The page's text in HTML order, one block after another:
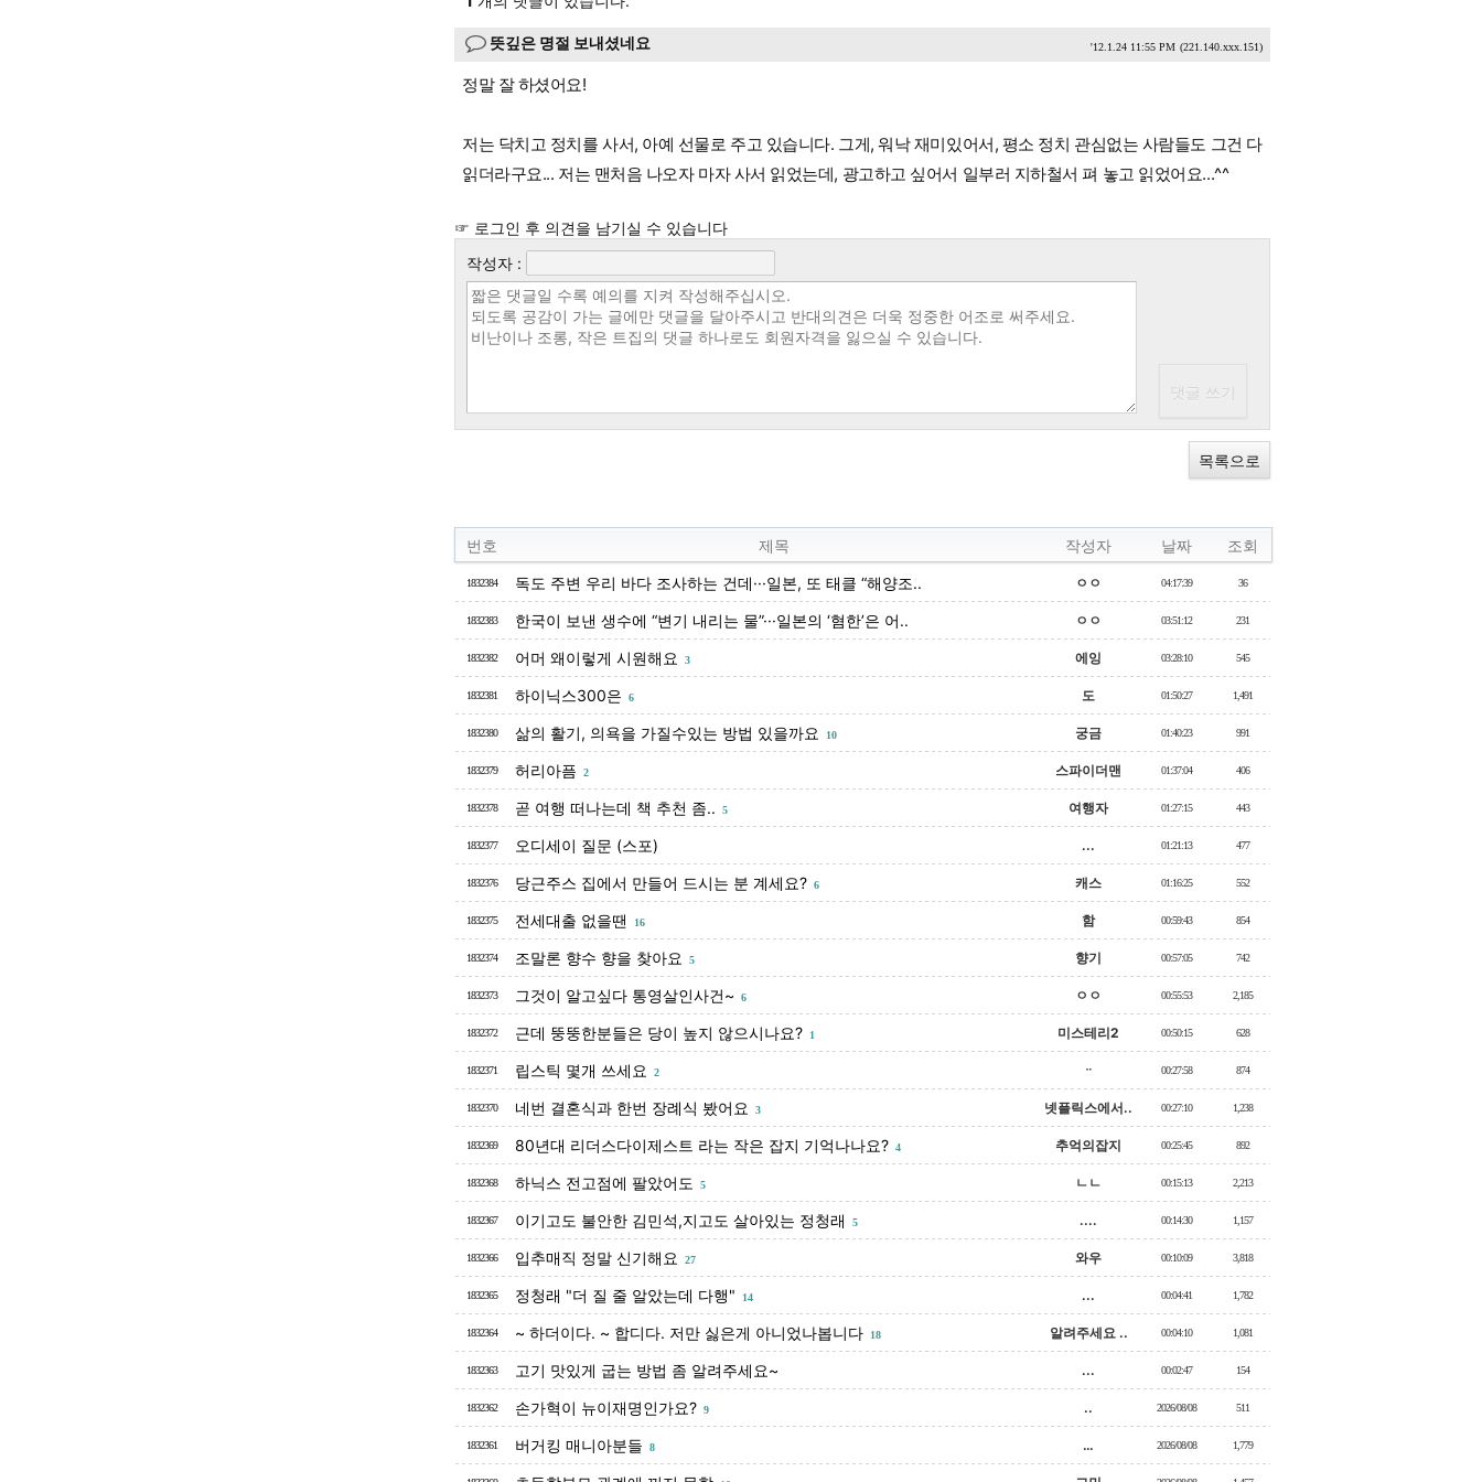
뜻깊은 명절 보내셨네요 '12.1.24 11:55 PM (221.140.xxx.151)
정말 잘 하셨어요!
저는 닥치고 정치를 사서, 아예 선물로 주고 있습니다. 그게, 워낙 재미있어서, 평소 정치 관심없는 사람들도 그건 다
읽더라구요... 저는 맨처음 나오자 마자 사서 읽었는데, 광고하고 싶어서 일부러 지하철서 펴 놓고 읽었어요...^^
☞ 로그인 후 의견을 남기실 수 있습니다
작성자 :
목록으로
번호 제목 작성자 날짜 조회
1832384 독도 주변 우리 바다 조사하는 건데···일본, 또 태클 “해양조.. ㅇㅇ 04:17:39 36
1832383 한국이 보낸 생수에 “변기 내리는 물”···일본의 ‘혐한’은 어.. ㅇㅇ 03:51:12 231
1832382 어머 왜이렇게 시원해요 3 에잉 03:28:10 545
1832381 하이닉스300은 6 도 01:50:27 1,491
1832380 삶의 활기, 의욕을 가질수있는 방법 있을까요 10 궁금 01:40:23 991
1832379 허리아픔 2 스파이더맨 01:37:04 406
1832378 곧 여행 떠나는데 책 추천 좀.. 5 여행자 01:27:15 443
1832377 오디세이 질문 (스포) ... 01:21:13 477
1832376 당근주스 집에서 만들어 드시는 분 계세요? 6 캐스 01:16:25 552
1832375 전세대출 없을땐 16 함 00:59:43 854
1832374 조말론 향수 향을 찾아요 5 향기 00:57:05 742
1832373 그것이 알고싶다 통영살인사건~ 6 ㅇㅇ 00:55:53 2,185
1832372 근데 뚱뚱한분들은 당이 높지 않으시나요? 1 미스테리2 00:50:15 628
1832371 립스틱 몇개 쓰세요 2 ᆢ 00:27:58 874
1832370 네번 결혼식과 한번 장례식 봤어요 3 넷플릭스에서.. 00:27:10 1,238
1832369 80년대 리더스다이제스트 라는 작은 잡지 기억나나요? 4 추억의잡지 00:25:45 892
1832368 하닉스 전고점에 팔았어도 5 ㄴㄴ 00:15:13 2,213
1832367 이기고도 불안한 김민석,지고도 살아있는 정청래 5 .... 00:14:30 1,157
1832366 입추매직 정말 신기해요 27 와우 00:10:09 3,818
1832365 정청래 "더 질 줄 알았는데 다행" 14 ... 00:04:41 1,782
1832364 ~ 하더이다. ~ 합디다. 저만 싫은게 아니었나봅니다 18 알려주세요 .. 00:04:10 1,081
1832363 고기 맛있게 굽는 방법 좀 알려주세요~ ... 00:02:47 154
1832362 손가혁이 뉴이재명인가요? 9 .. 2026/08/08 511
1832361 버거킹 매니아분들 8 … 2026/08/08 1,779